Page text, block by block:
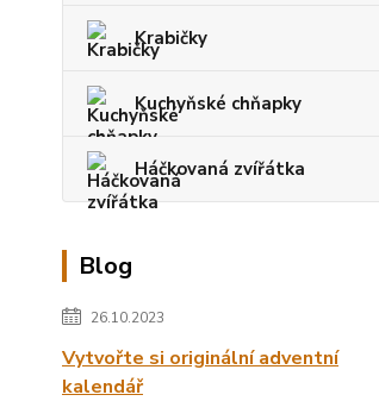
Krabičky
Kuchyňské chňapky
Háčkovaná zvířátka
Blog
26.10.2023
Vytvořte si originální adventní
kalendář